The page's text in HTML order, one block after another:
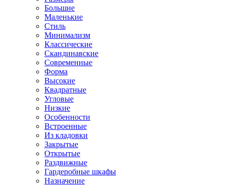
Большие
Маленькие
Стиль
Минимализм
Классические
Скандинавские
Современные
Форма
Высокие
Квадратные
Угловые
Низкие
Особенности
Встроенные
Из кладовки
Закрытые
Открытые
Раздвижные
Гардеробные шкафы
Назначение